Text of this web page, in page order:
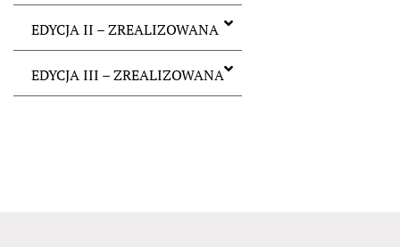
EDYCJA II – ZREALIZOWANA
EDYCJA III – ZREALIZOWANA